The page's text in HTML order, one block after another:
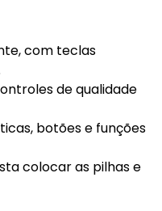
com teclas
de qualidade
botões e funções
colocar as pilhas e